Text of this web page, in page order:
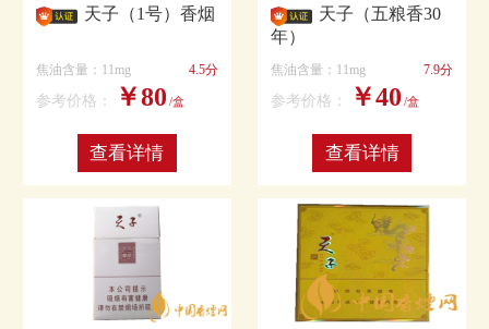
天子（1号）香烟
焦油含量：11mg 4.5分
参考价格： ￥80 /盒
查看详情
天子（五粮香30
年）
焦油含量：11mg 7.9分
参考价格： ￥40 /盒
查看详情